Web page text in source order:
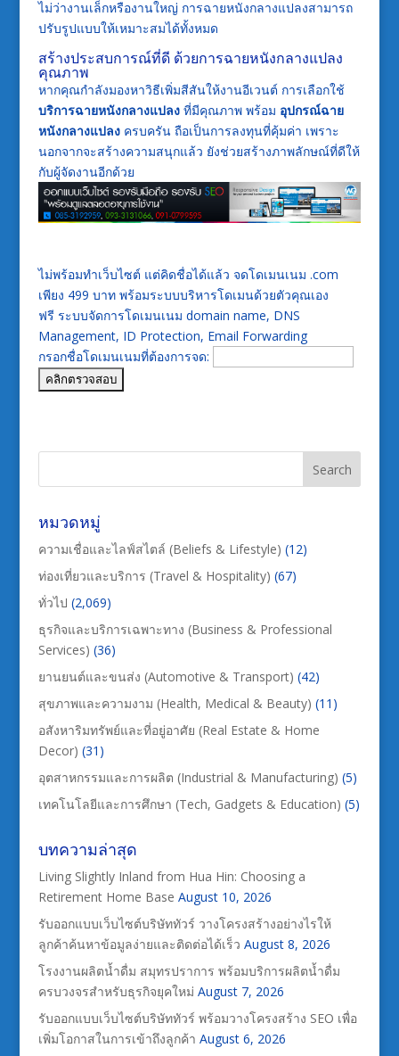
ไม่ว่างานเล็กหรืองานใหญ่ การฉายหนังกลางแปลงสามารถ
ปรับรูปแบบให้เหมาะสมได้ทั้งหมด
สร้างประสบการณ์ที่ดี ด้วยการฉายหนังกลางแปลง
คุณภาพ
หากคุณกำลังมองหาวิธีเพิ่มสีสันให้งานอีเวนต์ การเลือกใช้
บริการฉายหนังกลางแปลงที่มีคุณภาพ พร้อม อุปกรณ์ฉาย
หนังกลางแปลงครบครัน ถือเป็นการลงทุนที่คุ้มค่า เพราะ
นอกจากจะสร้างความสนุกแล้ว ยังช่วยสร้างภาพลักษณ์ที่ดีให้
กับผู้จัดงานอีกด้วย
ไม่พร้อมทำเว็บไซต์ แต่คิดชื่อได้แล้ว จดโดเมนเนม .com
เพียง 499 บาท พร้อมระบบบริหารโดเมนด้วยตัวคุณเอง
ฟรี ระบบจัดการโดเมนเนม domain name, DNS
Management, ID Protection, Email Forwarding
กรอกชื่อโดเมนเนมที่ต้องการจด:
หมวดหมู่
ความเชื่อและไลฟ์สไตล์ (Beliefs & Lifestyle) (12)
ท่องเที่ยวและบริการ (Travel & Hospitality) (67)
ทั่วไป (2,069)
ธุรกิจและบริการเฉพาะทาง (Business & Professional
Services) (36)
ยานยนต์และขนส่ง (Automotive & Transport) (42)
สุขภาพและความงาม (Health, Medical & Beauty) (11)
อสังหาริมทรัพย์และที่อยู่อาศัย (Real Estate & Home
Decor) (31)
อุตสาหกรรมและการผลิต (Industrial & Manufacturing) (5)
เทคโนโลยีและการศึกษา (Tech, Gadgets & Education) (5)
บทความล่าสุด
Living Slightly Inland from Hua Hin: Choosing a
Retirement Home Base August 10, 2026
รับออกแบบเว็บไซต์บริษัททัวร์ วางโครงสร้างอย่างไรให้
ลูกค้าค้นหาข้อมูลง่ายและติดต่อได้เร็ว August 8, 2026
โรงงานผลิตน้ำดื่ม สมุทรปราการ พร้อมบริการผลิตน้ำดื่ม
ครบวงจรสำหรับธุรกิจยุคใหม่ August 7, 2026
รับออกแบบเว็บไซต์บริษัททัวร์ พร้อมวางโครงสร้าง SEO เพื่อ
เพิ่มโอกาสในการเข้าถึงลูกค้า August 6, 2026